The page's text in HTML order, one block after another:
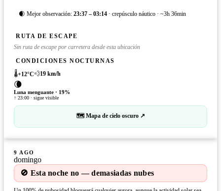
🌒 Mejor observación: 23:37 – 03:14 · crepúsculo náutico · ~3h 36min
RUTA DE ESCAPE
Sin ruta de escape por carretera desde esta ubicación
CONDICIONES NOCTURNAS
🌡️+12°C💨19 km/h
🌘
Luna menguante · 19%
↑ 23:00 · sigue visible
🗺 Mapa de cielo oscuro ↗
9 AGO
domingo
🚫 Esta noche no — demasiadas nubes